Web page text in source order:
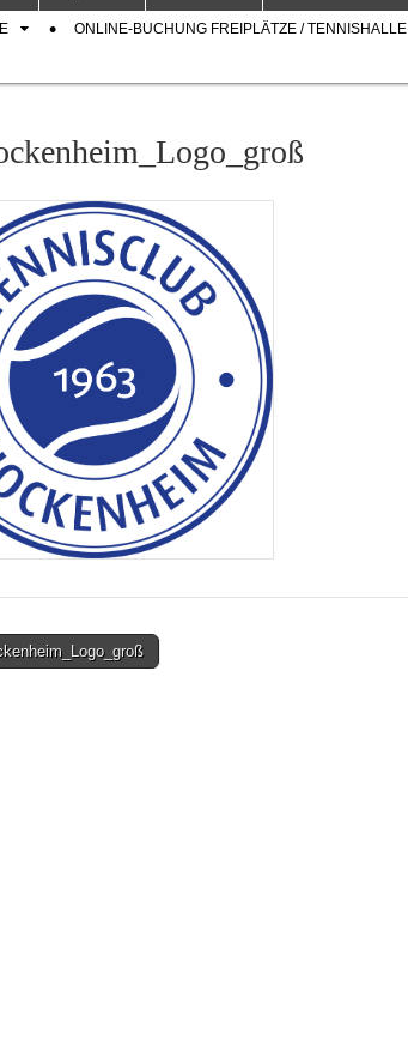
ONLINE-BUCHUNG FREIPLÄTZE / TENNISHALLE